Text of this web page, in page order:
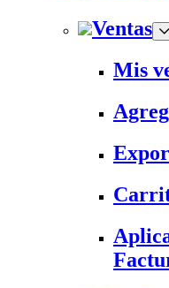
Ventas
Mis